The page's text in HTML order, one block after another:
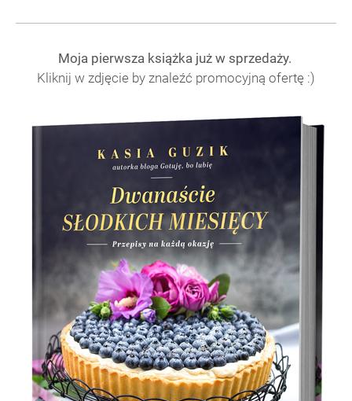
Moja pierwsza książka już w sprzedaży.
Kliknij w zdjęcie by znaleźć promocyjną ofertę :)